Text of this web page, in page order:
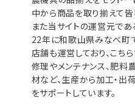
中から商品を取り揃えて皆
また当サイトの運営元で
22年に和歌山県みなべ町
店舗も運営しており、こち
修理やメンテナンス、肥料
材など、生産から加工・出
をサポートしています。